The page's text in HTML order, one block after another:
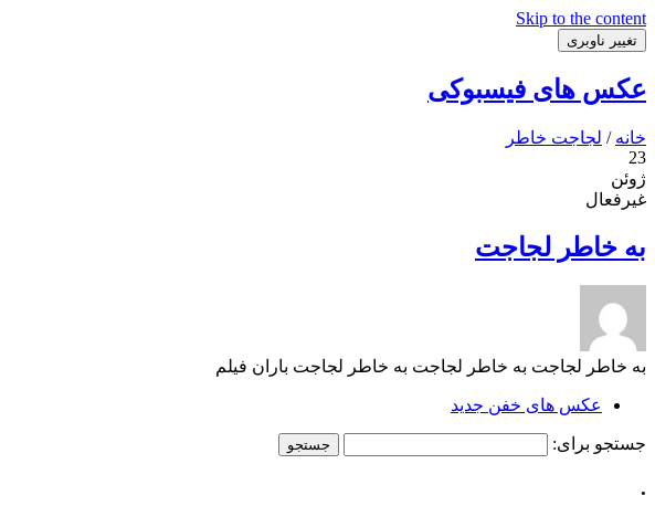
Skip to the content
تغییر ناوبری
عکس های فیسبوکی
خانه / لجاجت خاطر
23
ژوئن
غیرفعال
به خاطر لجاجت
به خاطر لجاجت به خاطر لجاجت به خاطر لجاجت باران فیلم
عکس های خفن جدید
جستجو برای:
.